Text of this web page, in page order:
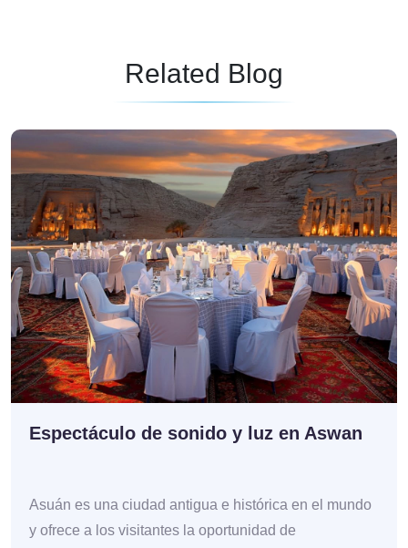
Related Blog
Espectáculo de sonido y luz en Aswan
Asuán es una ciudad antigua e histórica en el mundo
y ofrece a los visitantes la oportunidad de